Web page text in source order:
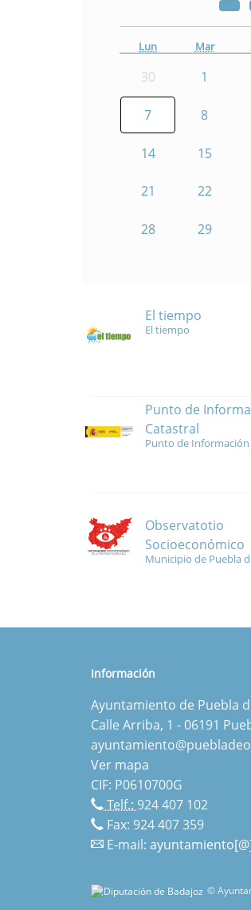
Lun Mar
30 1
7 8
14 15
21 22
28 29
El tiempo
El tiempo
Punto de
Catastral
Punto de
Observatotio
Socioeconómico
Municipio de Puebla
Información
Ayuntamiento de Puebla
Calle Arriba, 1 - 06191
Ver mapa
CIF: P0610700G
Telf.:924 407 102
Fax: 924 407 359
E-mail:
©